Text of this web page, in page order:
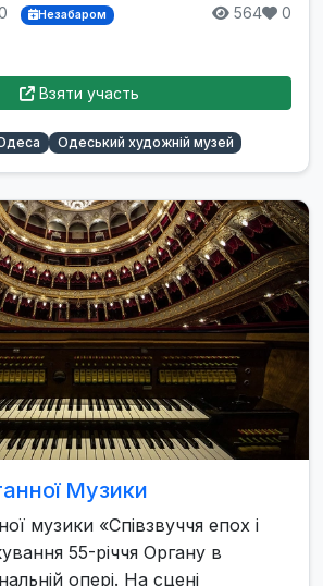
Незабаром 564 0
Взяти участь
Одеський художній музей
Музики
музики «Співзвуччя епох і
55-річчя Органу в
опері. На сцені